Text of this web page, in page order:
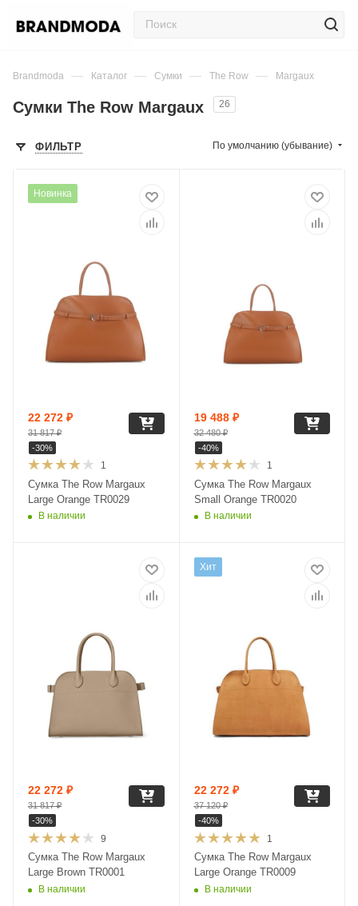
Brandmoda — Каталог — Сумки — The Row — Margaux
Сумки The Row Margaux 26
ФИЛЬТР По умолчанию (убывание)
Новинка
1
Сумка The Row Margaux
Large Orange TR0029
В наличии
22 272 ₽
31 817₽
-30%
1
Сумка The Row Margaux
Small Orange TR0020
В наличии
19 488₽
32 480₽
-40%
9
Сумка The Row Margaux
Large Brown TR0001
В наличии
22 272 ₽
31 817₽
-30%
Хит
1
Сумка The Row Margaux
Large Orange TR0009
В наличии
22 272₽
37 120₽
-40%